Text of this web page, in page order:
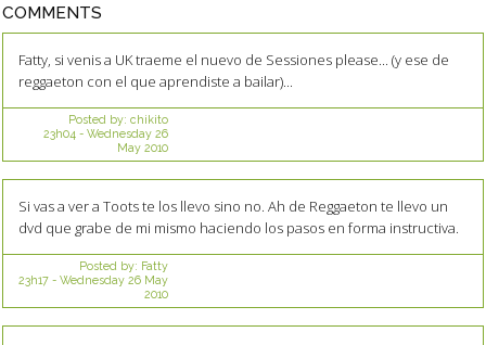
COMMENTS
Fatty, si venis a UK traeme el nuevo de Sessiones please... (y ese de
reggaeton con el que aprendiste a bailar)...
Posted by: chikito
23h04- Wednesday 26
May 2010
Si vas a ver a Toots te los llevo sino no. Ah de Reggaeton te llevo un
dvd que grabe de mi mismo haciendo los pasos en forma instructiva.
Posted by: Fatty
23h17- Wednesday 26 May
2010